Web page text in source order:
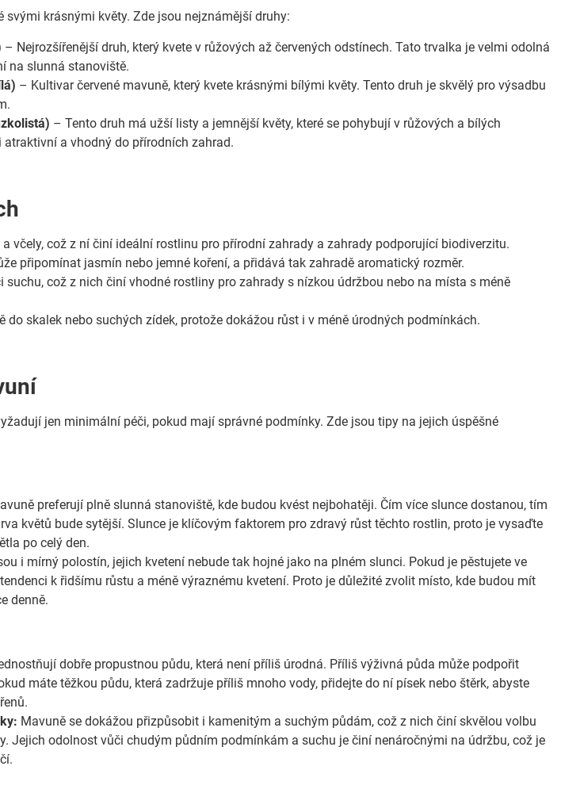
krásnými květy. Zde jsou nejznámější druhy:
– Nejrozšířenější druh, který kvete v růžových až červených odstínech. Tato trvalka je velmi odolná
na slunná stanoviště.
– Kultivar červené mavuně, který kvete krásnými bílými květy. Tento druh je skvělý pro výsadbu
– Tento druh má užší listy a jemnější květy, které se pohybují v růžových a bílých
a vhodný do přírodních zahrad.
včely, což z ní činí ideální rostlinu pro přírodní zahrady a zahrady podporující biodiverzitu.
připomínat jasmín nebo jemné koření, a přidává tak zahradě aromatický rozměr.
což z nich činí vhodné rostliny pro zahrady s nízkou údržbou nebo na místa s méně
do skalek nebo suchých zídek, protože dokážou růst i v méně úrodných podmínkách.
jen minimální péči, pokud mají správné podmínky. Zde jsou tipy na jejich úspěšné
preferují plně slunná stanoviště, kde budou kvést nejbohatěji. Čím více slunce dostanou, tím
květů bude sytější. Slunce je klíčovým faktorem pro zdravý růst těchto rostlin, proto je vysaďte
po celý den.
i mírný polostín, jejich kvetení nebude tak hojné jako na plném slunci. Pokud je pěstujete ve
k řidšímu růstu a méně výraznému kvetení. Proto je důležité zvolit místo, kde budou mít
denně.
dobře propustnou půdu, která není příliš úrodná. Příliš výživná půda může podpořit
máte těžkou půdu, která zadržuje příliš mnoho vody, přidejte do ní písek nebo štěrk, abyste
Mavuně se dokážou přizpůsobit i kamenitým a suchým půdám, což z nich činí skvělou volbu
Jejich odolnost vůči chudým půdním podmínkám a suchu je činí nenáročnými na údržbu, což je